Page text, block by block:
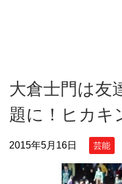
大倉士門は友
題に！ヒカキ
2015年5月16日 芸能